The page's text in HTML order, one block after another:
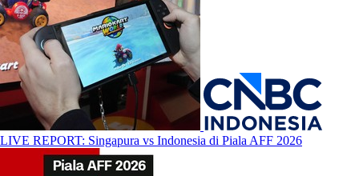
LIVE REPORT: Singapura vs Indonesia di Piala AFF 2026